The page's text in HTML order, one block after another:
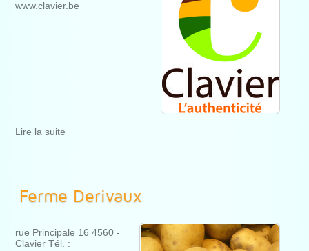
www.clavier.be
Lire la suite
Ferme Derivaux
rue Principale 16 4560 -
Clavier Tél. :